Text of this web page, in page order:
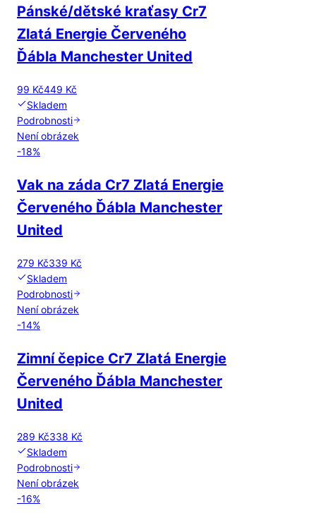
Pánské/dětské kraťasy Cr7
Zlatá Energie Červeného
Ďábla Manchester United
99 Kč449 Kč
Skladem
Podrobnosti
Není obrázek
-18%
Vak na záda Cr7 Zlatá Energie
Červeného Ďábla Manchester
United
279 Kč339 Kč
Skladem
Podrobnosti
Není obrázek
-14%
Zimní čepice Cr7 Zlatá Energie
Červeného Ďábla Manchester
United
289 Kč338 Kč
Skladem
Podrobnosti
Není obrázek
-16%